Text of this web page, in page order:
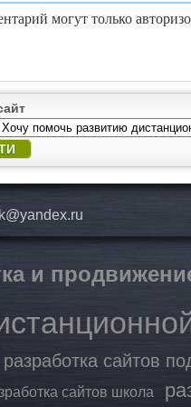
могут только
и
разработка сайтов
сайтов школа